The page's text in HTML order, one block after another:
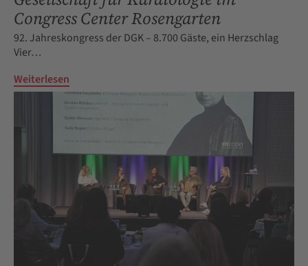
Congress Center Rosengarten
92. Jahreskongress der DGK – 8.700 Gäste, ein Herzschlag
Vier…
Weiterlesen